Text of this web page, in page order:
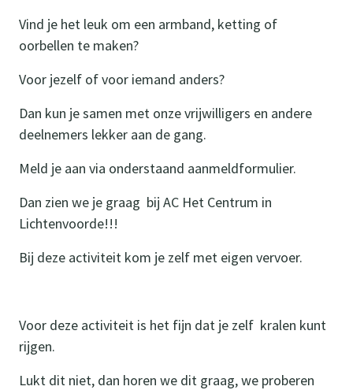
Vind je het leuk om een armband, ketting of
oorbellen te maken?
Voor jezelf of voor iemand anders?
Dan kun je samen met onze vrijwilligers en andere
deelnemers lekker aan de gang.
Meld je aan via onderstaand aanmeldformulier.
Dan zien we je graag bij AC Het Centrum in
Lichtenvoorde!!!
Bij deze activiteit kom je zelf met eigen vervoer.
Voor deze activiteit is het fijn dat je zelf kralen kunt
rijgen.
Lukt dit niet, dan horen we dit graag, we proberen